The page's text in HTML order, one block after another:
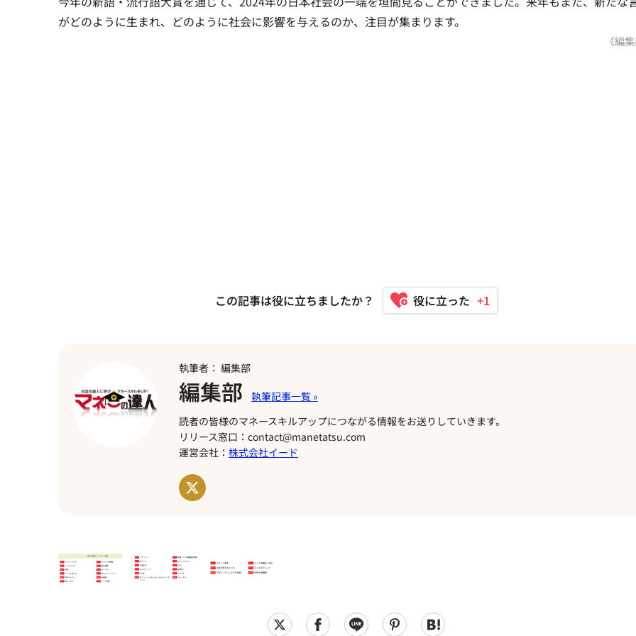
がどのように生まれ、どのように社会に影響を与えるのか、注目が集まります。
《編
この記事は役に立ちましたか？ +1
執筆者： 編集部
編集部
読者の皆様のマネースキルアップにつながる情報をお送りしていきます。
リリース窓口：contact@manetatsu.com
運営会社： 株式会社イード